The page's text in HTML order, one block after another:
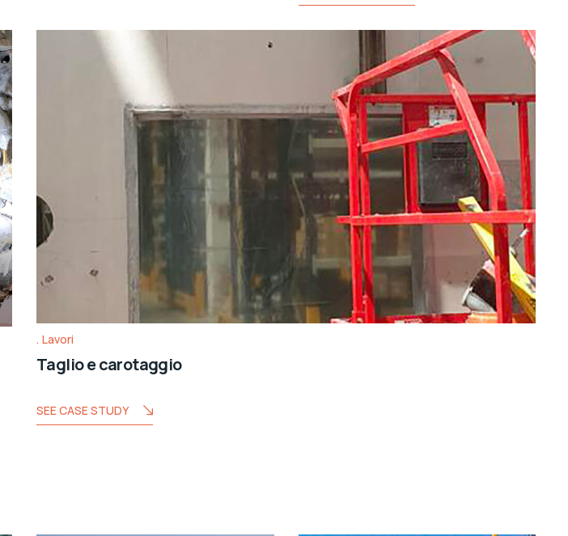
Lavori
Taglio e carotaggio
SEE CASE STUDY